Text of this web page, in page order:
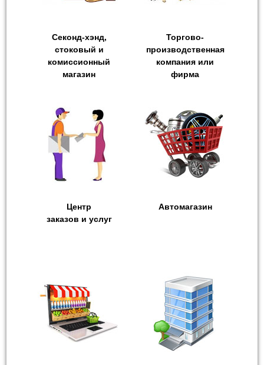
Секонд-хэнд,
стоковый и
комиссионный
магазин
Торгово-
производственная
компания или
фирма
Центр
заказов и услуг
Автомагазин